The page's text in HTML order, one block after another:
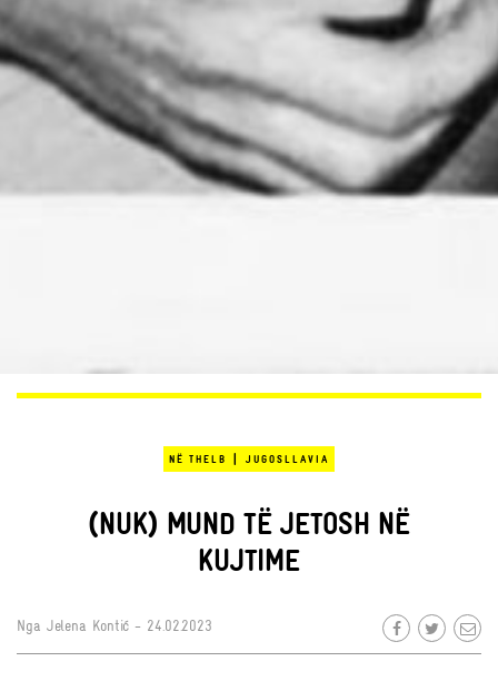
NË THELB | JUGOSLLAVIA
(NUK) MUND TË JETOSH NË
KUJTIME
Nga Jelena Kontić - 24.02.2023